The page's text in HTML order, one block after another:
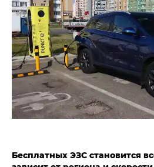
Бесплатных ЭЗС становится